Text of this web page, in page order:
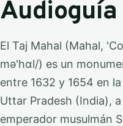
Audioguía
El Taj Mahal (Mahal,
mə'hɑl/)​​ es un
entre 1632 y 1654 en
Uttar Pradesh (India),
emperador musulmán